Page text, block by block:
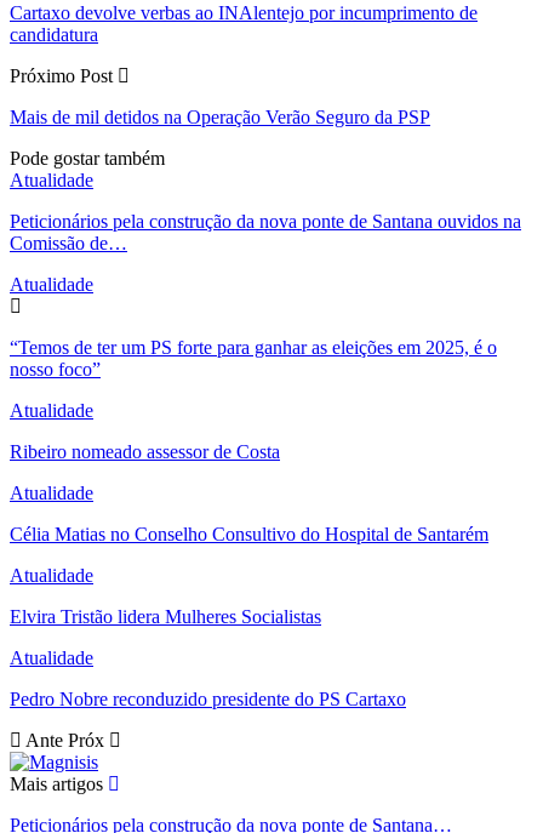
Cartaxo devolve verbas ao INAlentejo por incumprimento de
candidatura
Próximo Post
Mais de mil detidos na Operação Verão Seguro da PSP
Pode gostar também
Atualidade
Peticionários pela construção da nova ponte de Santana ouvidos na
Comissão de…
Atualidade
“Temos de ter um PS forte para ganhar as eleições em 2025, é o
nosso foco”
Atualidade
Ribeiro nomeado assessor de Costa
Atualidade
Célia Matias no Conselho Consultivo do Hospital de Santarém
Atualidade
Elvira Tristão lidera Mulheres Socialistas
Atualidade
Pedro Nobre reconduzido presidente do PS Cartaxo
Ante Próx
Mais artigos
Peticionários pela construção da nova ponte de Santana…